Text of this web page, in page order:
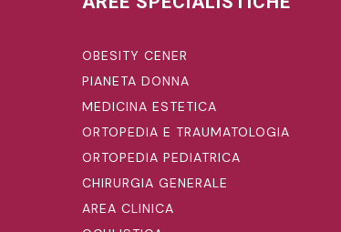
OBESITY CENER
PIANETA DONNA
MEDICINA ESTETICA
ORTOPEDIA E TRAUMATOLOGIA
ORTOPEDIA PEDIATRICA
CHIRURGIA GENERALE
AREA CLINICA